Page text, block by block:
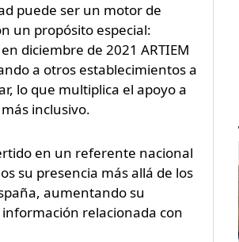
puede ser un motor de
un propósito especial:
diciembre de 2021 ARTIEM
a otros establecimientos a
lo que multiplica el apoyo a
inclusivo.
en un referente nacional
su presencia más allá de los
aumentando su
relacionada con